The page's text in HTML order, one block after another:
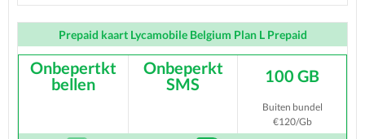
Prepaid kaart Lycamobile Belgium Plan L Prepaid
Onbepertkt
bellen
Onbeperkt
SMS
100 GB
Buiten bundel
€120/Gb